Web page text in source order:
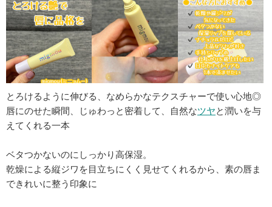
とろけるように伸びる、なめらかなテクスチャーで使い心地◎
唇にのせた瞬間、じゅわっと密着して、自然なツヤと潤いを与
えてくれる一本
ベタつかないのにしっかり高保湿。
乾燥による縦ジワを目立ちにくく見せてくれるから、素の唇ま
できれいに整う印象に